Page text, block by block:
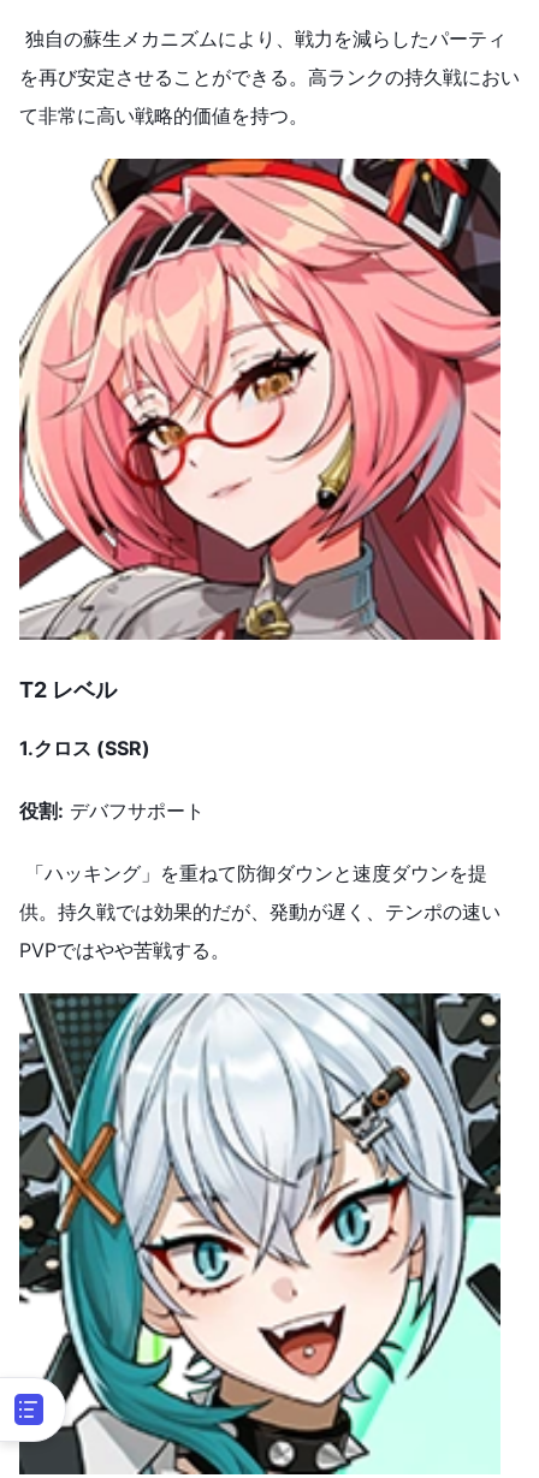
独自の蘇生メカニズムにより、戦力を減らしたパーティ
を再び安定させることができる。高ランクの持久戦におい
て非常に高い戦略的価値を持つ。
T2 レベル
1.クロス (SSR)
役割: デバフサポート
「ハッキング」を重ねて防御ダウンと速度ダウンを提
供。持久戦では効果的だが、発動が遅く、テンポの速い
PVPではやや苦戦する。